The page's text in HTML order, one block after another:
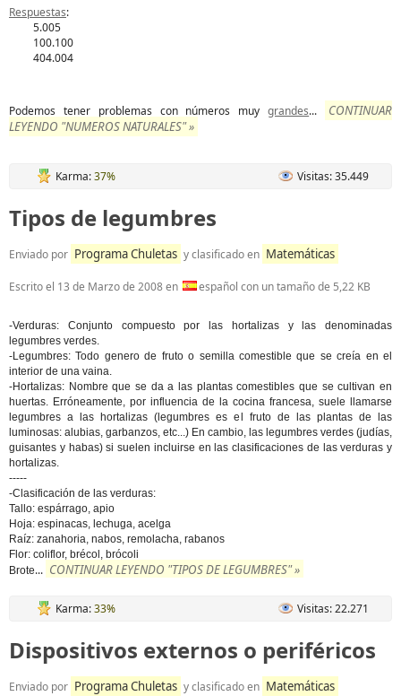
Respuestas:
5.005
100.100
404.004
Podemos tener problemas con números muygrandes...
CONTINUAR
LEYENDO "NUMEROS NATURALES" »
Karma:37% Visitas: 35.449
Tipos de legumbres
Enviado por Programa Chuletas y clasificado en Matemáticas
Escrito el 13 de Marzo de 2008en español con un tamaño de 5,22 KB
-Verduras: Conjunto compuesto por las hortalizas y las denominadas
legumbres verdes.
-Legumbres: Todo genero de fruto o semilla comestible que se creía en el
interior de una vaina.
-Hortalizas: Nombre que se da a las plantas comestibles que se cultivan en
huertas. Erróneamente, por influencia de la cocina francesa, suele llamarse
legumbres a las hortalizas (legumbres es el fruto de las plantas de las
luminosas: alubias, garbanzos, etc...) En cambio, las legumbres verdes (judías,
guisantes y habas) si suelen incluirse en las clasificaciones de las verduras y
hortalizas.
-----
-Clasificación de las verduras:
Tallo: espárrago, apio
Hoja: espinacas, lechuga, acelga
Raíz: zanahoria, nabos, remolacha, rabanos
Flor: coliflor, brécol, brócoli
Brote... CONTINUAR LEYENDO "TIPOS DE LEGUMBRES" »
Karma:33% Visitas: 22.271
Dispositivos externos o periféricos
Enviado por Programa Chuletas y clasificado en Matemáticas